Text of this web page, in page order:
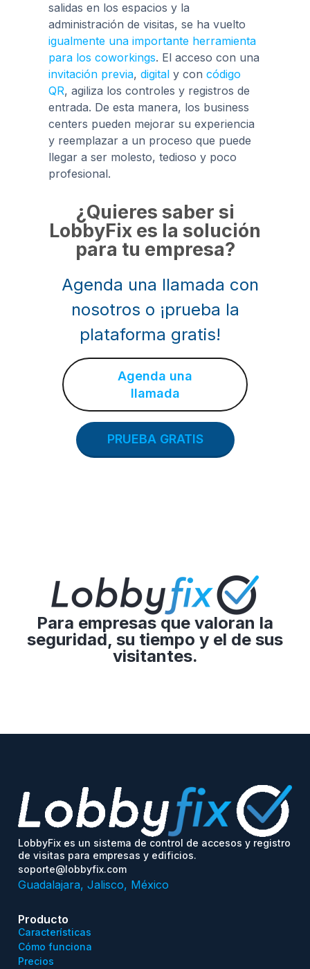
salidas en los espacios y la
administración de visitas, se ha vuelto
igualmente una importante herramienta
para los coworkings. El acceso con una
invitación previa, digital y con código
QR, agiliza los controles y registros de
entrada. De esta manera, los business
centers pueden mejorar su experiencia
y reemplazar a un proceso que puede
llegar a ser molesto, tedioso y poco
profesional.
¿Quieres saber si
LobbyFix es la solución
para tu empresa?
Agenda una llamada con
nosotros o ¡prueba la
plataforma gratis!
Agenda una
llamada
PRUEBA GRATIS
Para empresas que valoran la
seguridad, su tiempo y el de sus
visitantes.
LobbyFix es un sistema de control de accesos y registro
de visitas para empresas y edificios.
soporte@lobbyfix.com
Guadalajara, Jalisco, México
Producto
Características
Cómo funciona
Precios